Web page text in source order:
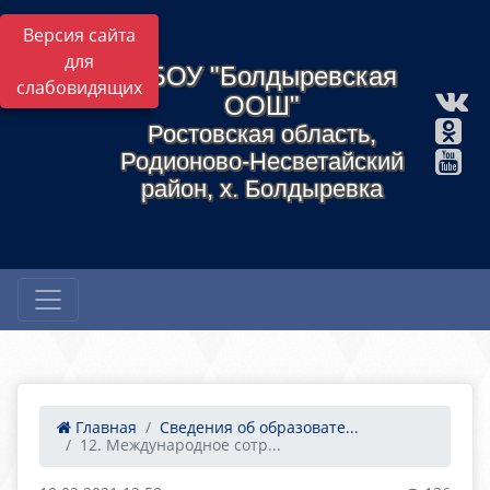
Версия сайта
для
слабовидящихМБОУ "Болдыревская
ООШ"
Ростовская область,
Родионово-Несветайский
район, х. Болдыревка
Главная
Сведения об образовате...
12. Международное сотр...